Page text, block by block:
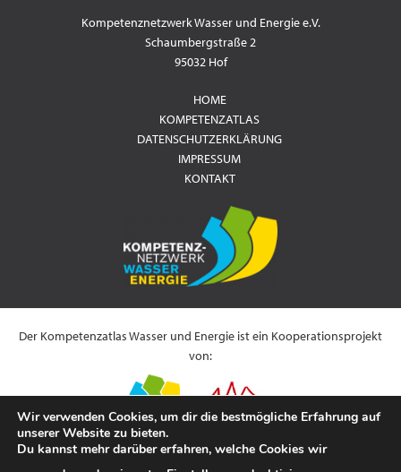
Kompetenznetzwerk Wasser und Energie e.V.
Schaumbergstraße 2
95032 Hof
HOME
KOMPETENZATLAS
DATENSCHUTZERKLÄRUNG
IMPRESSUM
KONTAKT
Der Kompetenzatlas Wasser und Energie ist ein Kooperationsprojekt
von:
Wir verwenden Cookies, um dir die bestmögliche Erfahrung auf
unserer Website zu bieten.
Du kannst mehr darüber erfahren, welche Cookies wir